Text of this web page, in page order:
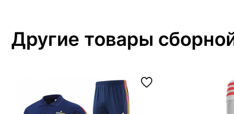
Другие товары